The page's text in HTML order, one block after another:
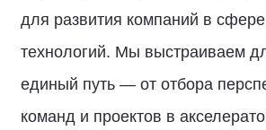
для развития компаний в
технологий. Мы выстраиваем
единый путь — от отбора
команд и проектов в